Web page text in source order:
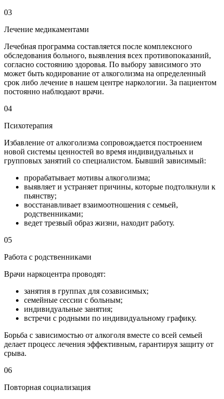
03
Лечение медикаментами
Лечебная программа составляется после комплексного
обследования больного, выявления всех противопоказаний,
согласно состоянию здоровья. По выбору зависимого это
может быть кодирование от алкоголизма на определенный
срок либо лечение в нашем центре наркологии. За пациентом
постоянно наблюдают врачи.
04
Психотерапия
Избавление от алкоголизма сопровождается построением
новой системы ценностей во время индивидуальных и
групповых занятий со специалистом. Бывший зависимый:
прорабатывает мотивы алкоголизма;
выявляет и устраняет причины, которые подтолкнули к
пьянству;
восстанавливает взаимоотношения с семьей,
родственниками;
ведет трезвый образ жизни, находит работу.
05
Работа с родственниками
Врачи наркоцентра проводят:
занятия в группах для созависимых;
семейные сессии с больным;
индивидуальные занятия;
встречи с родными по индивидуальному графику.
Борьба с зависимостью от алкоголя вместе со всей семьей
делает процесс лечения эффективным, гарантируя защиту от
срыва.
06
Повторная социализация